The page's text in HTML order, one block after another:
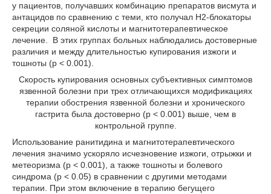
у пациентов, получавших комбинацию препаратов висмута и
антацидов по сравнению с теми, кто получал Н2-блокаторы
секреции соляной кислоты и магнитотерапевтическое
лечение. В этих группах больных наблюдались достоверные
различия и между длительностью купирования изжоги и
тошноты (р < 0.001).
Скорость купирования основных субъ­ективных симптомов
язвенной болезни при трех отличающихся модификациях
терапии обострения язвенной болезни и хронического
гастрита была достоверно (p < 0.001) выше, чем в
контрольной группе.
Использование ранитидина и магнитотерапевтического
лечения значимо ускоряло исчез­новение изжоги, отрыжки и
метеоризма (p < 0.001), а также тошноты и болевого
синдрома (p < 0.05) в сравнении с другими методами
терапии. При этом включение в терапию бегущего